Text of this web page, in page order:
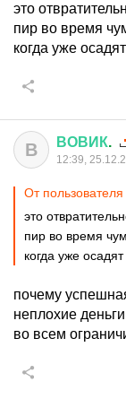
это
пир во время
когда уже
В ВОВИК.
12:39,
От пользователя
это
пир во время
когда уже
почему
неплохие
во всем